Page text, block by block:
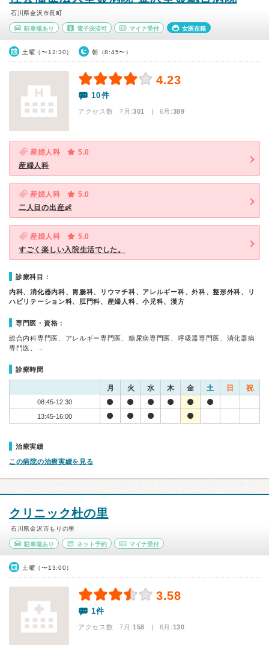
石川県金沢市長町
駐車場あり 電子決済可 マイナ受付 女医在籍
土曜（〜12:30） 朝（8:45〜）
4.23
10件
アクセス数 7月:301 | 6月:389
産婦人科
5.0
産婦人科
産婦人科
5.0
二人目の出産👶
産婦人科
5.0
すごく楽しい入院生活でした。
診療科目：
内科、消化器内科、胃腸科、リウマチ科、アレルギー科、外科、整形外科、リ
ハビリテーション科、肛門科、産婦人科、小児科、漢方
専門医・資格：
総合内科専門医、アレルギー専門医、糖尿病専門医、呼吸器専門医、消化器病
専門医、…
診療時間
月 火 水 木 金 土 日 祝
08:45-12:30
13:45-16:00
治療実績
この病院の治療実績を見る
クリニック杜の里
石川県金沢市もりの里
駐車場あり ネット予約 マイナ受付
土曜（〜13:00）
3.58
1件
アクセス数 7月:158 | 6月:130